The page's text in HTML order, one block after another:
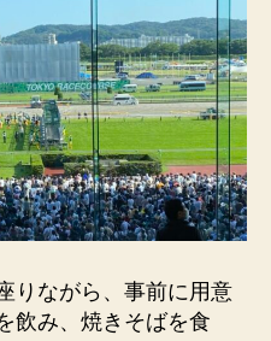
りながら、事前に用意
飲み、焼きそばを食